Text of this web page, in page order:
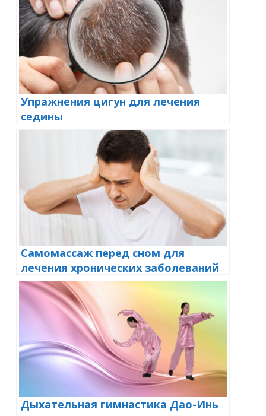
Упражнения цигун для лечения
седины
Самомассаж перед сном для
лечения хронических заболеваний
Дыхательная гимнастика Дао-Инь